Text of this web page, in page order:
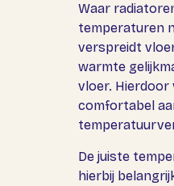
Waar
temperaturen
verspreidt
warmte
vloer.
comfortabel
De juiste
hierbij